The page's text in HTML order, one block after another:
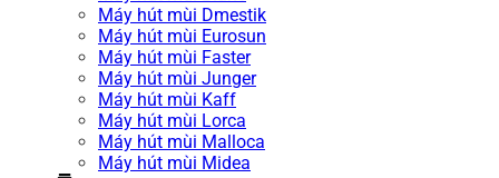
Máy hút mùi Dmestik
Máy hút mùi Eurosun
Máy hút mùi Faster
Máy hút mùi Junger
Máy hút mùi Kaff
Máy hút mùi Lorca
Máy hút mùi Malloca
Máy hút mùi Midea